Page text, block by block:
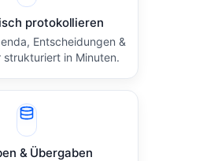
protokollieren
Entscheidungen &
strukturiert in Minuten.
& Übergaben